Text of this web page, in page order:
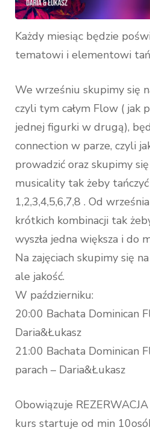
Każdy miesiąc będzie
tematowi i elementowi
We wrześniu skupimy się
czyli tym całym Flow ( jak
jednej figurki w drugą),
connection w parze, czyli
prowadzić oraz skupimy
musicality tak żeby
1,2,3,4,5,6,7,8 . Od
krótkich kombinacji tak
wyszła jedna większa i do
Na zajęciach skupimy się
ale jakość.
W październiku:
20:00 Bachata Dominican
Daria&Łukasz
21:00 Bachata Dominican
parach – Daria&Łukasz
Obowiązuje
kurs startuje od min